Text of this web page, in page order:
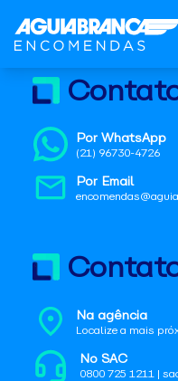
Por WhatsApp
(21) 96730-4726
Por Email
Na agência
Localize a mais
No SAC
0800 725 1211 |